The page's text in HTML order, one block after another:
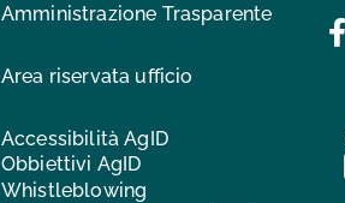
Amministrazione Trasparente
Area riservata ufficio
Accessibilità AgID
Obbiettivi AgID
Whistleblowing